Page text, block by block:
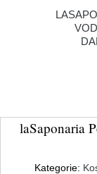
laSaponaria
Kategorie: